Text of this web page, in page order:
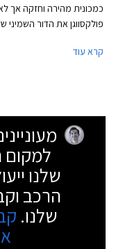
כמכונית מהירה וחזקה אך
קרא עוד
למקום
שלנו
הרכב
שלנו.